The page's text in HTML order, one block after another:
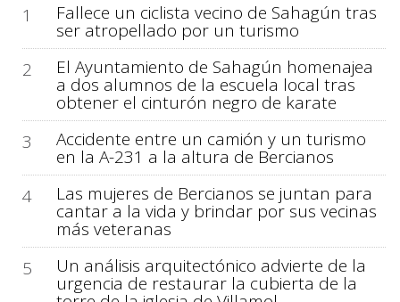
1 Fallece un ciclista vecino de Sahagún tras
ser atropellado por un turismo
2
El Ayuntamiento de Sahagún homenajea
a dos alumnos de la escuela local tras
obtener el cinturón negro de karate
3
Accidente entre un camión y un turismo
en la A-231 a la altura de Bercianos
4
Las mujeres de Bercianos se juntan para
cantar a la vida y brindar por sus vecinas
más veteranas
5
Un análisis arquitectónico advierte de la
urgencia de restaurar la cubierta de la